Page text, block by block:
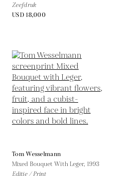
Zeefdruk
USD 18,000
Tom Wesselmann
Mixed Bouquet With Leger, 1993
Editie / Print